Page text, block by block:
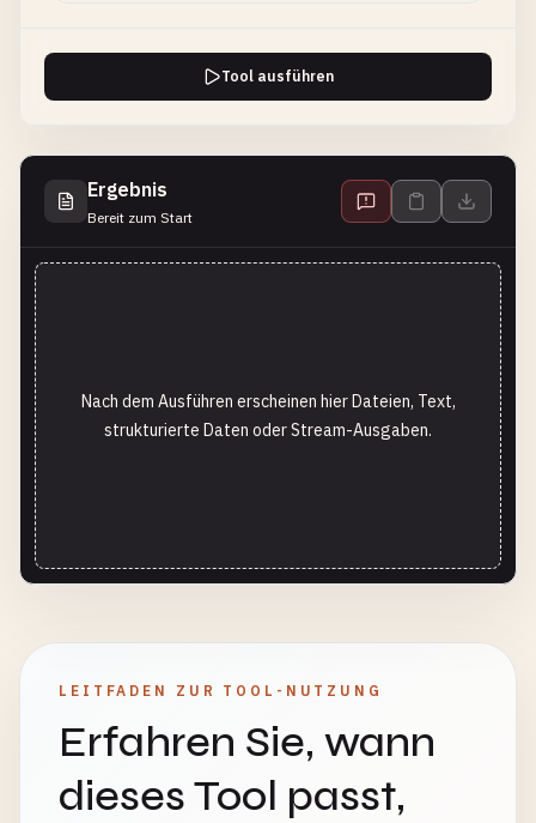
Tool ausführen
Ergebnis
Bereit zum Start
Nach dem Ausführen erscheinen hier Dateien, Text,
strukturierte Daten oder Stream-Ausgaben.
LEITFADEN ZUR TOOL-NUTZUNG
Erfahren Sie, wann
dieses Tool passt,